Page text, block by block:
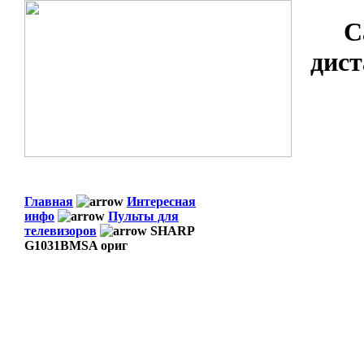
Главная
Интересная
инфо
Пульты для
телевизоров
SHARP
G1031BMSA ориг